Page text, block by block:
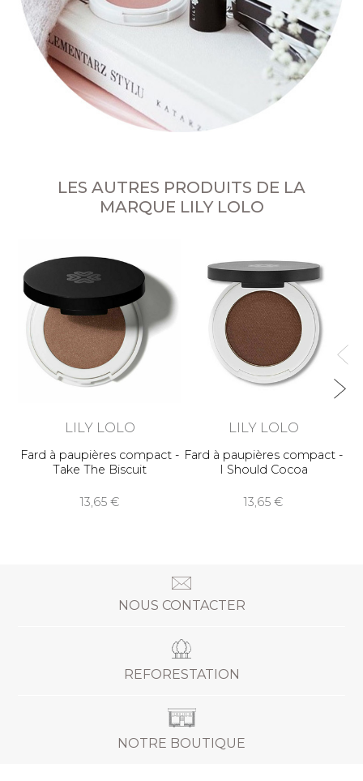
LES AUTRES PRODUITS DE LA
MARQUE LILY LOLO
LILY LOLO
Fard à paupières compact -
Take The Biscuit
13,65
LILY LOLO
Fard à paupières compact -
I Should Cocoa
13,65
NOUS CONTACTER
REFORESTATION
NOTRE BOUTIQUE